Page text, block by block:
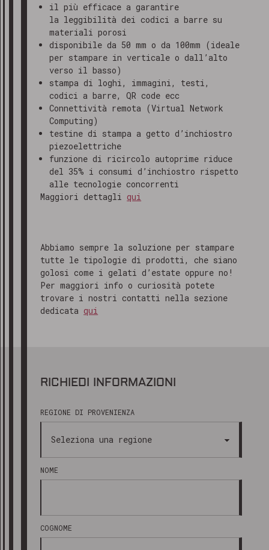
il più efficace a garantire
la leggibilità dei codici a barre su
materiali porosi
disponibile da 50 mm o da 100mm (ideale
per stampare in verticale o dall’alto
verso il basso)
stampa di loghi, immagini, testi,
codici a barre, QR code ecc
Connettività remota (Virtual Network
Computing)
testine di stampa a getto d’inchiostro
piezoelettriche
funzione di ricircolo autoprime riduce
del 35% i consumi d’inchiostro rispetto
alle tecnologie concorrenti
Maggiori dettagli qui
Abbiamo sempre la soluzione per stampare
tutte le tipologie di prodotti, che siano
golosi come i gelati d’estate oppure no!
Per maggiori info o curiosità potete
trovare i nostri contatti nella sezione
dedicata qui
RICHIEDI INFORMAZIONI
REGIONE DI PROVENIENZA
NOME
COGNOME